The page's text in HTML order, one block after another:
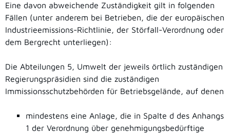
Eine davon abweichende Zuständigkeit gilt in folgenden
Fällen (unter anderem bei Betrieben, die der europäischen
Industrieemissions-Richtlinie, der Störfall-Verordnung oder
dem Bergrecht unterliegen):
Die Abteilungen 5, Umwelt der jeweils örtlich zuständigen
Regierungspräsidien sind die zuständigen
Immissionsschutzbehörden für Betriebsgelände, auf denen
mindestens eine Anlage, die in Spalte d des Anhangs
1 der Verordnung über genehmigungsbedürftige